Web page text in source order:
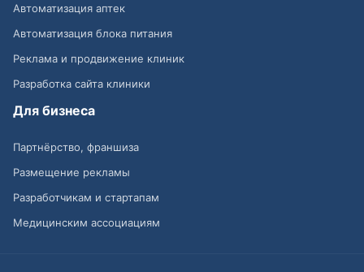
Автоматизация аптек
Автоматизация блока питания
Реклама и продвижение клиник
Разработка сайта клиники
Для бизнеса
Партнёрство, франшиза
Размещение рекламы
Разработчикам и стартапам
Медицинским ассоциациям